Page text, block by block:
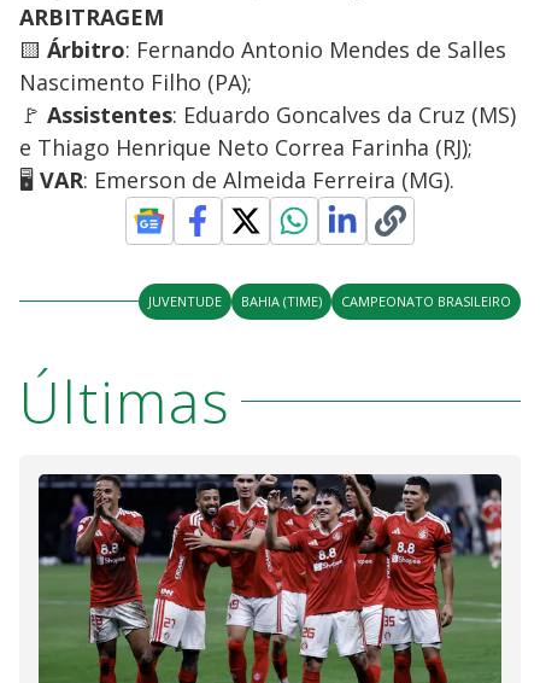
ARBITRAGEM
🟨 Árbitro: Fernando Antonio Mendes de Salles
Nascimento Filho (PA);
🚩 Assistentes: Eduardo Goncalves da Cruz (MS)
e Thiago Henrique Neto Correa Farinha (RJ);
🖥️ VAR: Emerson de Almeida Ferreira (MG).
JUVENTUDE BAHIA (TIME) CAMPEONATO BRASILEIRO
Últimas